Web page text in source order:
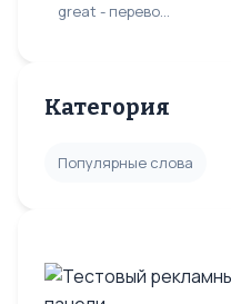
great - перево...
Категория
Популярные слова